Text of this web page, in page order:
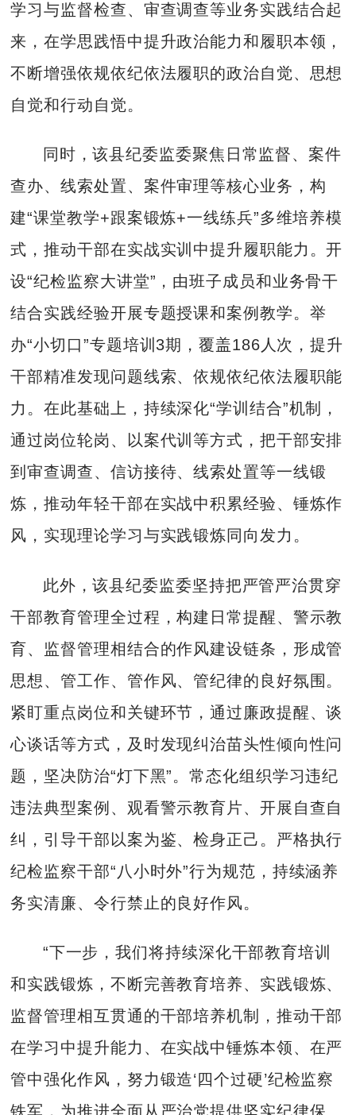
学习与监督检查、审查调查等业务实践结合起
来，在学思践悟中提升政治能力和履职本领，
不断增强依规依纪依法履职的政治自觉、思想
自觉和行动自觉。
同时，该县纪委监委聚焦日常监督、案件
查办、线索处置、案件审理等核心业务，构
建“课堂教学+跟案锻炼+一线练兵”多维培养模
式，推动干部在实战实训中提升履职能力。开
设“纪检监察大讲堂”，由班子成员和业务骨干
结合实践经验开展专题授课和案例教学。举
办“小切口”专题培训3期，覆盖186人次，提升
干部精准发现问题线索、依规依纪依法履职能
力。在此基础上，持续深化“学训结合”机制，
通过岗位轮岗、以案代训等方式，把干部安排
到审查调查、信访接待、线索处置等一线锻
炼，推动年轻干部在实战中积累经验、锤炼作
风，实现理论学习与实践锻炼同向发力。
此外，该县纪委监委坚持把严管严治贯穿
干部教育管理全过程，构建日常提醒、警示教
育、监督管理相结合的作风建设链条，形成管
思想、管工作、管作风、管纪律的良好氛围。
紧盯重点岗位和关键环节，通过廉政提醒、谈
心谈话等方式，及时发现纠治苗头性倾向性问
题，坚决防治“灯下黑”。常态化组织学习违纪
违法典型案例、观看警示教育片、开展自查自
纠，引导干部以案为鉴、检身正己。严格执行
纪检监察干部“八小时外”行为规范，持续涵养
务实清廉、令行禁止的良好作风。
“下一步，我们将持续深化干部教育培训
和实践锻炼，不断完善教育培养、实践锻炼、
监督管理相互贯通的干部培养机制，推动干部
在学习中提升能力、在实战中锤炼本领、在严
管中强化作风，努力锻造‘四个过硬’纪检监察
铁军，为推进全面从严治党提供坚实纪律保